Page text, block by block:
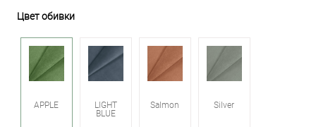
Цвет обивки
APPLE
LIGHT
BLUE
Salmon Silver